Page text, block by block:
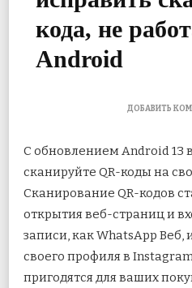
кода, не
Android
ДОБАВИТЬ
С обновлением Android 13
сканируйте QR-коды на
Сканирование QR-кодов
открытия веб-страниц и
записи, какWhatsApp Веб,
своего профиля в
пригодятся для ваших